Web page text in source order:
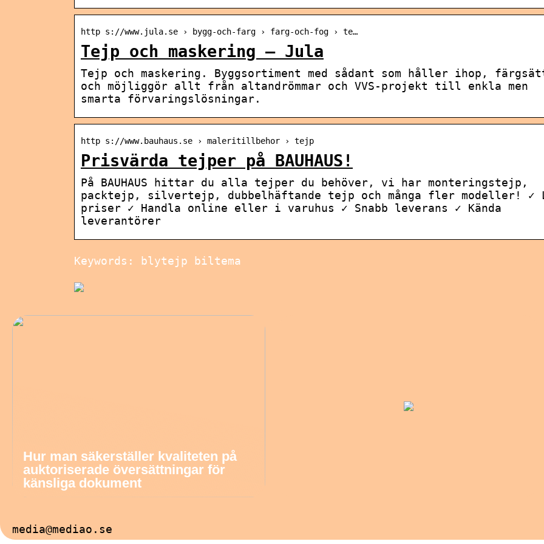
http s://www.jula.se › bygg-och-farg › farg-och-fog › te…
Tejp och maskering – Jula
Tejp och maskering. Byggsortiment med sådant som håller ihop,
och möjliggör allt från altandrömmar och VVS-projekt till enkla men
smarta förvaringslösningar.
http s://www.bauhaus.se › maleritillbehor › tejp
Prisvärda tejper på BAUHAUS!
På BAUHAUS hittar du alla tejper du behöver, vi har monteringstejp,
packtejp, silvertejp, dubbelhäftande tejp och många fler modeller! ✓
priser ✓ Handla online eller i varuhus ✓ Snabb leverans ✓ Kända
leverantörer
Keywords: blytejp biltema
Hur man säkerställer kvaliteten på
auktoriserade översättningar för
känsliga dokument
media@mediao.se